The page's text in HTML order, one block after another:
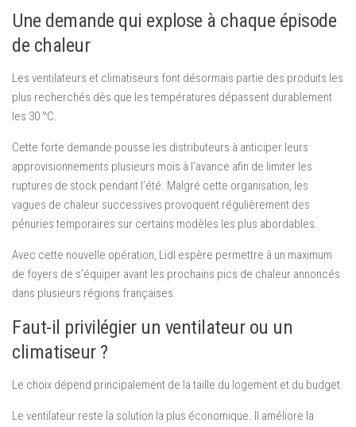
Une demande qui explose à chaque épisode
de chaleur
Les ventilateurs et climatiseurs font désormais partie des produits les
plus recherchés dès que les températures dépassent durablement
les 30 °C.
Cette forte demande pousse les distributeurs à anticiper leurs
approvisionnements plusieurs mois à l’avance afin de limiter les
ruptures de stock pendant l’été. Malgré cette organisation, les
vagues de chaleur successives provoquent régulièrement des
pénuries temporaires sur certains modèles les plus abordables.
Avec cette nouvelle opération, Lidl espère permettre à un maximum
de foyers de s’équiper avant les prochains pics de chaleur annoncés
dans plusieurs régions françaises.
Faut-il privilégier un ventilateur ou un
climatiseur ?
Le choix dépend principalement de la taille du logement et du budget.
Le ventilateur reste la solution la plus économique. Il améliore la